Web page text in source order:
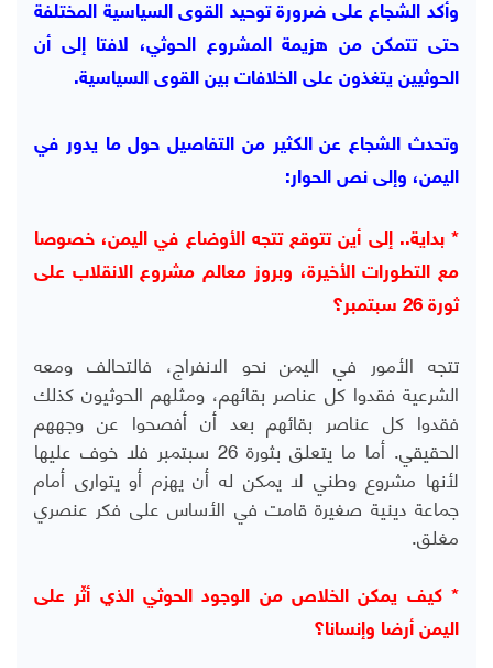
وأكد الشجاع على ضرورة توحيد القوى السياسية المختلفة
حتى تتمكن من هزيمة المشروع الحوثي، لافتا إلى أن
الحوثيين يتغذون على الخلافات بين القوى السياسية.
وتحدث الشجاع عن الكثير من التفاصيل حول ما يدور في
اليمن، وإلى نص الحوار:
* بداية.. إلى أين تتوقع تتجه الأوضاع في اليمن، خصوصا
مع التطورات الأخيرة، وبروز معالم مشروع الانقلاب على
ثورة 26 سبتمبر؟
تتجه الأمور في اليمن نحو الانفراج، فالتحالف ومعه
الشرعية فقدوا كل عناصر بقائهم، ومثلهم الحوثيون كذلك
فقدوا كل عناصر بقائهم بعد أن أفصحوا عن وجههم
الحقيقي. أما ما يتعلق بثورة 26 سبتمبر فلا خوف عليها
لأنها مشروع وطني لا يمكن له أن يهزم أو يتوارى أمام
جماعة دينية صغيرة قامت في الأساس على فكر عنصري
مغلق.
* كيف يمكن الخلاص من الوجود الحوثي الذي أثّر على
اليمن أرضا وإنسانا؟